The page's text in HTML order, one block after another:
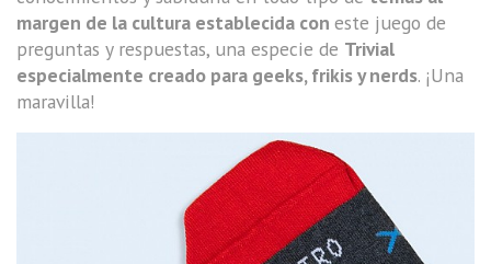
margen de la cultura establecida con este juego de
preguntas y respuestas, una especie de Trivial
especialmente creado para geeks, frikis y nerds. ¡Una
maravilla!